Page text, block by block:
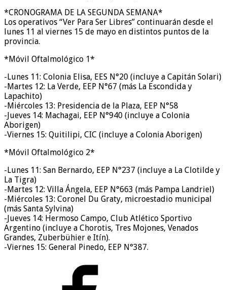
*CRONOGRAMA DE LA SEGUNDA SEMANA*
Los operativos “Ver Para Ser Libres” continuarán desde el
lunes 11 al viernes 15 de mayo en distintos puntos de la
provincia.
*Móvil Oftalmológico 1*
-Lunes 11: Colonia Elisa, EES N°20 (incluye a Capitán Solari)
-Martes 12: La Verde, EEP N°67 (más La Escondida y
Lapachito)
-Miércoles 13: Presidencia de la Plaza, EEP N°58
-Jueves 14: Machagai, EEP N°940 (incluye a Colonia
Aborigen)
-Viernes 15: Quitilipi, CIC (incluye a Colonia Aborigen)
*Móvil Oftalmológico 2*
-Lunes 11: San Bernardo, EEP N°237 (incluye a La Clotilde y
La Tigra)
-Martes 12: Villa Ángela, EEP N°663 (más Pampa Landriel)
-Miércoles 13: Coronel Du Graty, microestadio municipal
(más Santa Sylvina)
-Jueves 14: Hermoso Campo, Club Atlético Sportivo
Argentino (incluye a Chorotis, Tres Mojones, Venados
Grandes, Zuberbühier e Itín).
-Viernes 15: General Pinedo, EEP N°387.